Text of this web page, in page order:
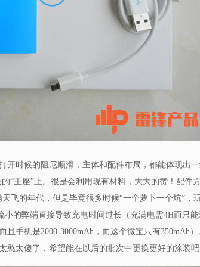
时候的阻尼顺滑，主体和配件布局，都能体现出
“王座”上。很是会利用现有材料，大大的赞！配件
天飞的年代，但是毕竟很多时候“一个萝卜一个坑”
小的弊端直接导致充电时间过长（充满电需4H而只
且手机是2000-3000mAh ，而这个微宝只有350mAh
太傻了，希望能在以后的批次中更换更好的涂装吧